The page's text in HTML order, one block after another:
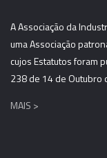
A Associação da
uma Associação
cujos Estatutos foram
238 de 14 de Outubro
MAIS >